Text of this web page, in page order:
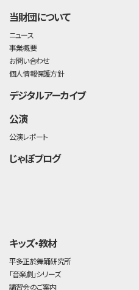
当財団について
ニュース
事業概要
お問い合わせ
個人情報保護方針
デジタルアーカイブ
公演
公演レポート
じゃぽブログ
キッズ・教材
平多正於舞踊研究所
「音楽劇」シリーズ
講習会のご案内